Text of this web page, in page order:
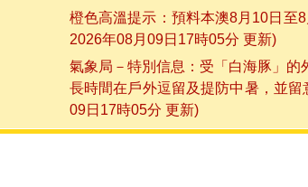
橙色高溫提示：預料本澳8月10日至
2026年08月09日17時05分 更新)
氣象局－特別信息：受「白海豚」
長時間在戶外逗留及提防中暑，並
09日17時05分 更新)